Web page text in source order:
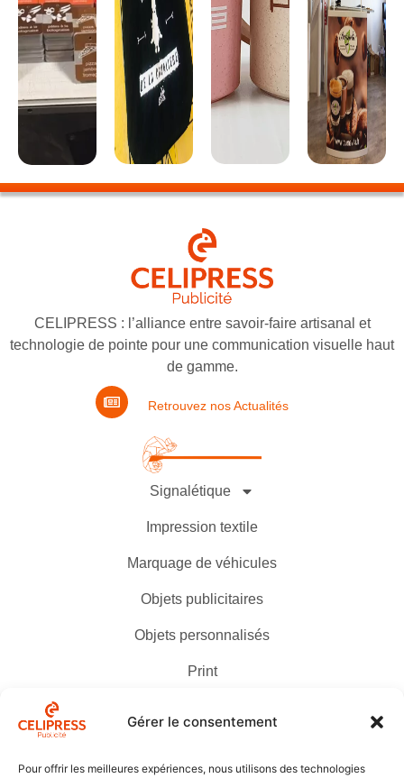
Gérer le consentement
Pour offrir les meilleures expériences, nous utilisons des technologies
CELIPRESS : l’alliance entre savoir-faire artisanal et
technologie de pointe pour une communication visuelle haut
de gamme.
Retrouvez nos Actualités
Signalétique
Impression textile
Marquage de véhicules
Objets publicitaires
Objets personnalisés
Print